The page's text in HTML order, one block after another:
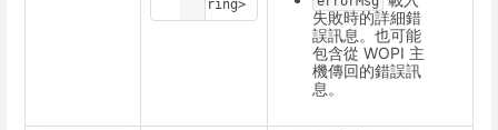
<string>
失敗時的詳細錯
誤訊息。也可能
包含從 WOPI 主
機傳回的錯誤訊
息。